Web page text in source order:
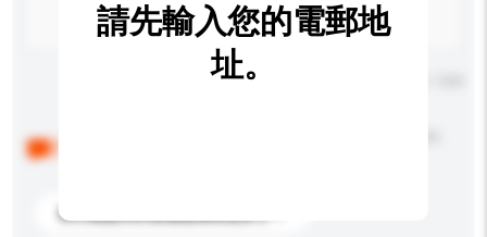
你們能提供的最優惠價格是多少？
請先輸入您的電郵地
址。